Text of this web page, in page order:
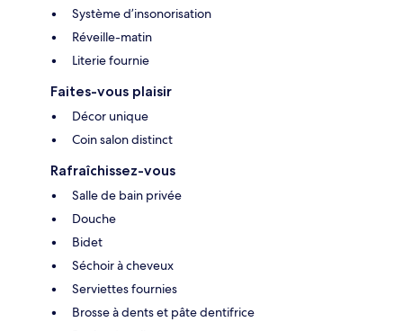
Système d’insonorisation
Réveille-matin
Literie fournie
Faites-vous plaisir
Décor unique
Coin salon distinct
Rafraîchissez-vous
Salle de bain privée
Douche
Bidet
Séchoir à cheveux
Serviettes fournies
Brosse à dents et pâte dentifrice